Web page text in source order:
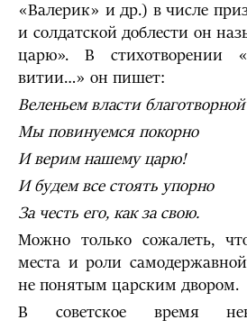
«Валерик» и др.) в числе
и солдатской доблести он
царю». В стихотворении
витии…» он пишет:
Веленьем власти благотворной
Мы повинуемся покорно
И верим нашему царю!
И будем все стоять упорно
За честь его, как за свою.
Можно только сожалеть,
места и роли самодержавной
не понятым царским двором.
В советское время